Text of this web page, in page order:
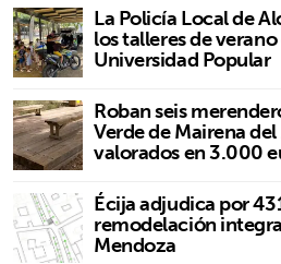
La Policía Local de
los talleres de
Universidad Popular
Roban seis
Verde de Mairena
valorados en 3.000
Écija adjudica por
remodelación
Mendoza